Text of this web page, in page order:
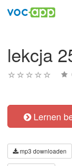
lekcja
Lernen
mp3 downloaden